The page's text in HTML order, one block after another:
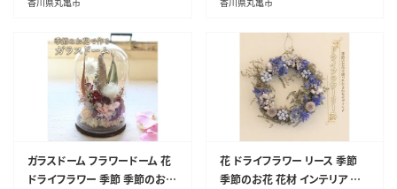
亀市
ガラスドーム フラワードーム 花
ドライフラワー 季節 季節のお花
花 ドライフラワー リース 季節
季節のお花 花材 インテリア 雑